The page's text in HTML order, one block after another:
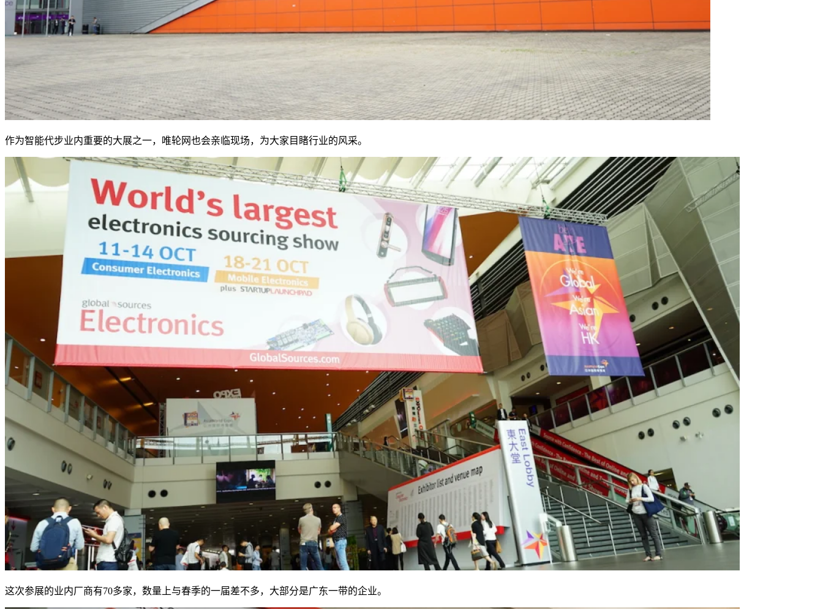
作为智能代步业内重要的大展之一，唯轮网也会亲临现场，为大家目睹行业的风采。
这次参展的业内厂商有70多家，数量上与春季的一届差不多，大部分是广东一带的企业。